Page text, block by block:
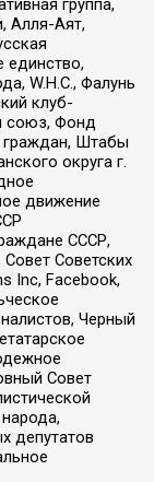
Алля-Аят,
единство,
W.H.С., Фалунь
клуб-
союз, Фонд
Штабы
округа г.
движение
СССР,
Советских
Inc, Facebook,
Черный
Совет
депутатов